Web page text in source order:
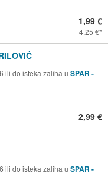
1,99 €
4,25 €
ili do isteka zaliha u SPAR -
2,99 €
ili do isteka zaliha u SPAR -